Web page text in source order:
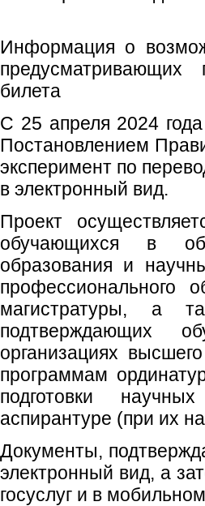
Информация о
предусматривающих
билета
С 25 апреля 2024
Постановлением
эксперимент по
в электронный вид.
Проект
обучающихся в
образования и
профессионального
магистратуры, а
подтверждающих
организациях
программам
подготовки
аспирантуре (при их
Документы,
электронный вид, а
госуслуг и в